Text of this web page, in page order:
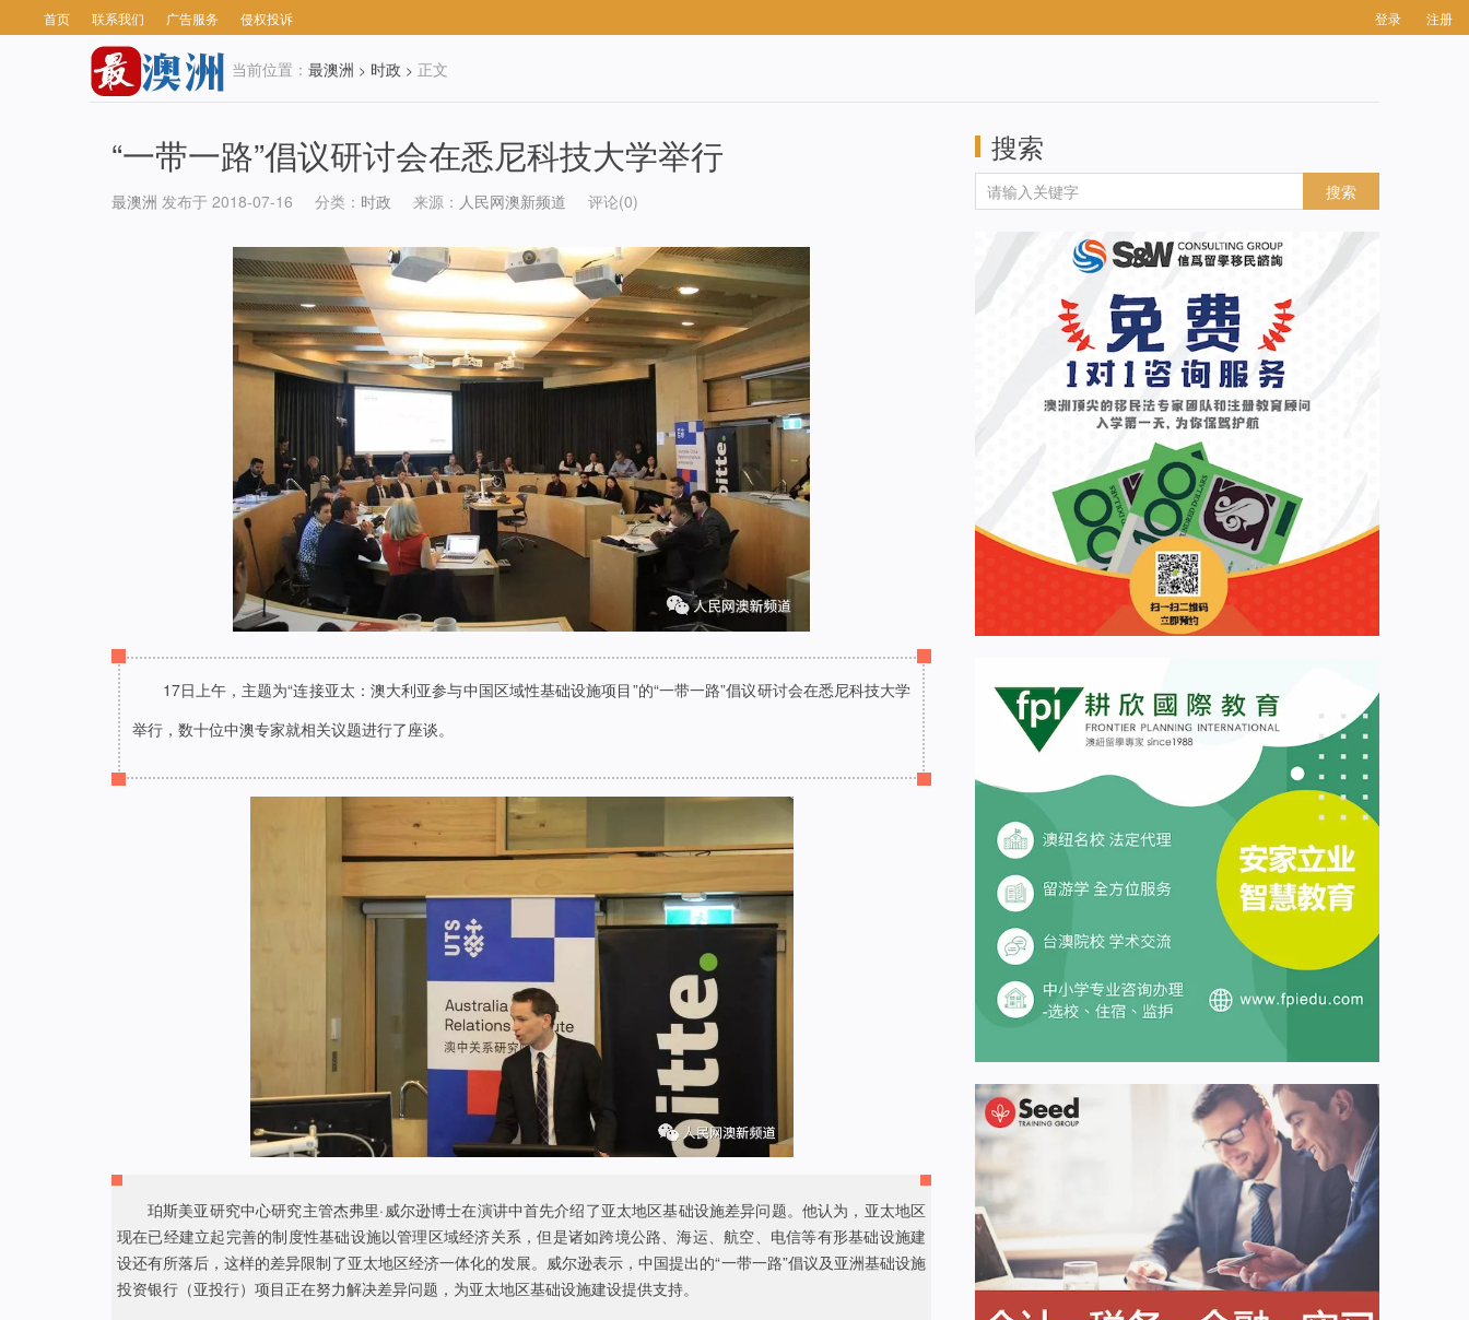
首页 联系我们 广告服务 侵权投诉 登录 注册
当前位置： 最澳洲 > 时政 > 正文
“一带一路”倡议研讨会在悉尼科技大学举行
最澳洲 发布于 2018-07-16 分类： 时政 来源： 人民网澳新频道 评论(0)
17日上午，主题为“连接亚太：澳大利亚参与中国区域性基础设施项目”的“一带一路”倡议研讨会在悉尼科技大学
举行，数十位中澳专家就相关议题进行了座谈。
珀斯美亚研究中心研究主管杰弗里·威尔逊博士在演讲中首先介绍了亚太地区基础设施差异问题。他认为，亚太地区
现在已经建立起完善的制度性基础设施以管理区域经济关系，但是诸如跨境公路、海运、航空、电信等有形基础设施建
设还有所落后，这样的差异限制了亚太地区经济一体化的发展。威尔逊表示，中国提出的“一带一路”倡议及亚洲基础设施
投资银行（亚投行）项目正在努力解决差异问题，为亚太地区基础设施建设提供支持。
搜索